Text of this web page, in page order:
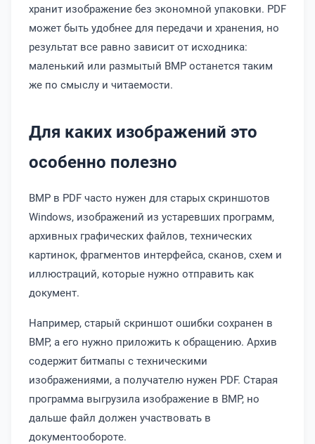
хранит изображение без экономной упаковки. PDF
может быть удобнее для передачи и хранения, но
результат все равно зависит от исходника:
маленький или размытый BMP останется таким
же по смыслу и читаемости.
Для каких изображений это
особенно полезно
BMP в PDF часто нужен для старых скриншотов
Windows, изображений из устаревших программ,
архивных графических файлов, технических
картинок, фрагментов интерфейса, сканов, схем и
иллюстраций, которые нужно отправить как
документ.
Например, старый скриншот ошибки сохранен в
BMP, а его нужно приложить к обращению. Архив
содержит битмапы с техническими
изображениями, а получателю нужен PDF. Старая
программа выгрузила изображение в BMP, но
дальше файл должен участвовать в
документообороте.